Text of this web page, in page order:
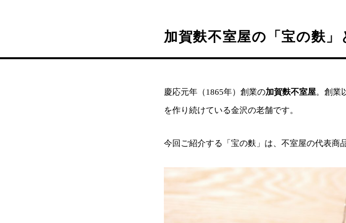
加賀麩不室屋の「宝の麩」
慶応元年（1865年）創業の加賀麩不室屋。創業
を作り続けている金沢の老舗です。
今回ご紹介する「宝の麩」は、不室屋の代表商